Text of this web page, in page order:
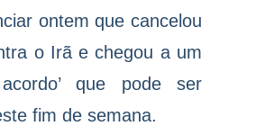
ontem que cancelou
o Irã e chegou a um
acordo’ que pode ser
fim de semana.